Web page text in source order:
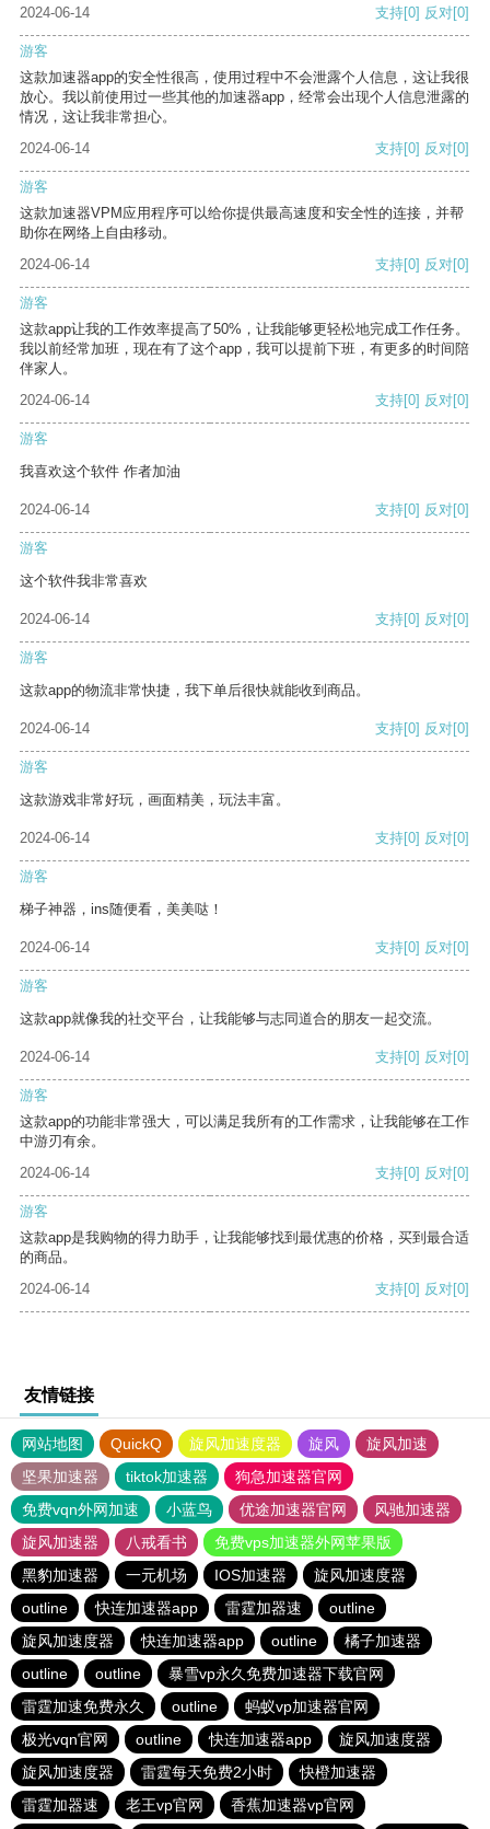
2024-06-14
支持[0] 反对[0]
游客
这款加速器app的安全性很高，使用过程中不会泄露个人信息，这让我很
放心。我以前使用过一些其他的加速器app，经常会出现个人信息泄露的
情况，这让我非常担心。
2024-06-14
支持[0] 反对[0]
游客
这款加速器VPM应用程序可以给你提供最高速度和安全性的连接，并帮
助你在网络上自由移动。
2024-06-14
支持[0] 反对[0]
游客
这款app让我的工作效率提高了50%，让我能够更轻松地完成工作任务。
我以前经常加班，现在有了这个app，我可以提前下班，有更多的时间陪
伴家人。
2024-06-14
支持[0] 反对[0]
游客
我喜欢这个软件 作者加油
2024-06-14 支持[0] 反对[0]
游客
这个软件我非常喜欢
2024-06-14 支持[0] 反对[0]
游客
这款app的物流非常快捷，我下单后很快就能收到商品。
2024-06-14 支持[0] 反对[0]
游客
这款游戏非常好玩，画面精美，玩法丰富。
2024-06-14 支持[0] 反对[0]
游客
梯子神器，ins随便看，美美哒！
2024-06-14 支持[0] 反对[0]
游客
这款app就像我的社交平台，让我能够与志同道合的朋友一起交流。
2024-06-14 支持[0] 反对[0]
游客
这款app的功能非常强大，可以满足我所有的工作需求，让我能够在工作
中游刃有余。
2024-06-14
支持[0] 反对[0]
游客
这款app是我购物的得力助手，让我能够找到最优惠的价格，买到最合适
的商品。
2024-06-14
支持[0] 反对[0]
友情链接
网站地图 QuickQ 旋风加速度器 旋风
旋风加速
坚果加速器
tiktok加速器
狗急加速器官网
免费vqn外网加速
小蓝鸟 优途加速器官网
风驰加速器
旋风加速器
八戒看书
免费vps加速器外网苹果版
黑豹加速器
一元机场 IOS加速器
旋风加速度器
outline
快连加速器app 雷霆加器速
outline
旋风加速度器
快连加速器app outline
橘子加速器
outline
outline
暴雪vp永久免费加速器下载官网
雷霆加速免费永久
outline
蚂蚁vp加速器官网
极光vqn官网
outline 快连加速器app
旋风加速度器
旋风加速度器
雷霆每天免费2小时
快橙加速器
雷霆加器速
老王vp官网 香蕉加速器vp官网